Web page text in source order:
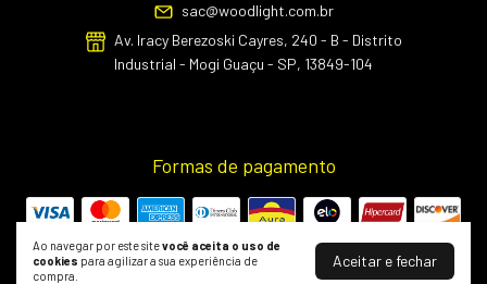
Ao navegar por este sitevocê aceita o uso de
cookies para agilizar a sua experiência de
compra.
Aceitar e fechar
sac@woodlight.com.br
Av. Iracy Berezoski Cayres, 240 - B - Distrito
Industrial - Mogi Guaçu - SP, 13849-104
Formas de pagamento